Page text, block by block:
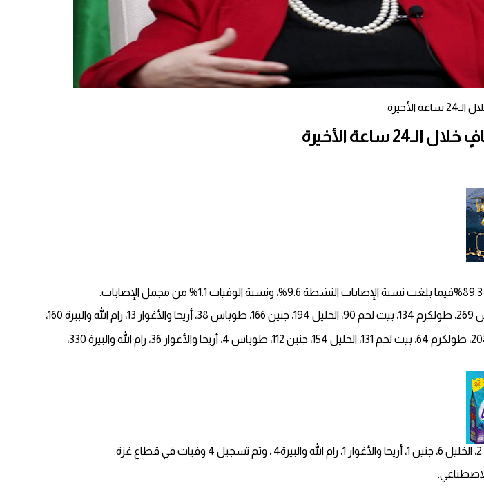
وأشارت د. الكيلة إلى أن الإصابات الجديدة سجلت على النحو التالي: ” ضواحي القدس 53، قلقيلية 88، نابلس 269، طولكرم 134، بيت لحم 90، الخليل 194، جنين 166، طوباس 38، أريحا والأغوار 13، رام الله والبيرة 160،
وأضافت الوزيرة أن حالات التعافي الجديدة توزعت حسب التالي: ” ضواحي القدس 90، قلقيلية 0، نابلس 208، طولكرم 64، بيت لحم 131، الخليل 154، جنين 112، طوباس 4، أريحا والأغوار 36، رام الله والبيرة 330،